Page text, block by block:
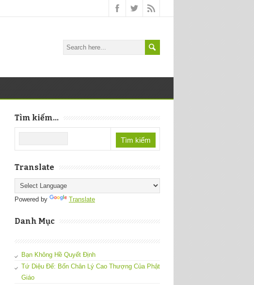
Tìm kiếm...
Translate
Powered by Translate
Danh Mục
Bạn Không Hề Quyết Định
Tứ Diệu Đế: Bốn Chân Lý Cao Thượng Của Phật
Giáo